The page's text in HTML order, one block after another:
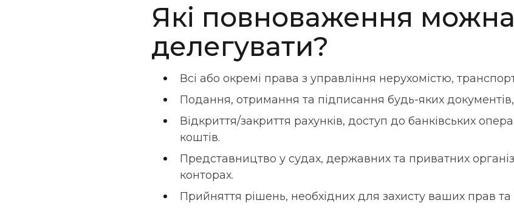
Які повноваження можна
делегувати?
Всі або окремі права з управління нерухомістю,
Подання, отримання та підписання будь-яких документів,
Відкриття/закриття рахунків, доступ до банківських
коштів.
Представництво у судах, державних та приватних
конторах.
Прийняття рішень, необхідних для захисту ваших прав та